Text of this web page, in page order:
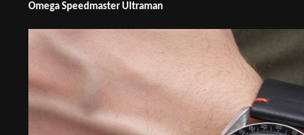
Omega Speedmaster Ultraman